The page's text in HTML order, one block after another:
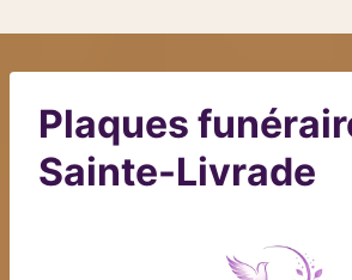
Plaques
Sainte-Livrade